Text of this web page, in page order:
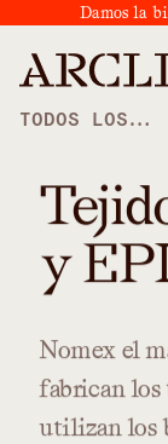
Damos la
TODOS LOS
y
Nomex el
fabrican los
utilizan los